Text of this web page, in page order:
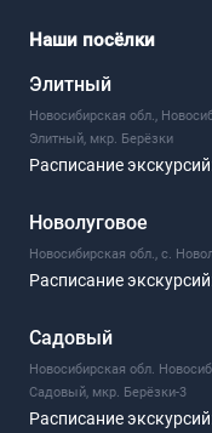
Наши посёлки
Элитный
Новосибирская обл.,
Элитный, мкр. Берёзки
Расписание
Новолуговое
Новосибирская обл., с.
Расписание
Садовый
Новосибирская обл.
Садовый, мкр. Берёзки-3
Расписание